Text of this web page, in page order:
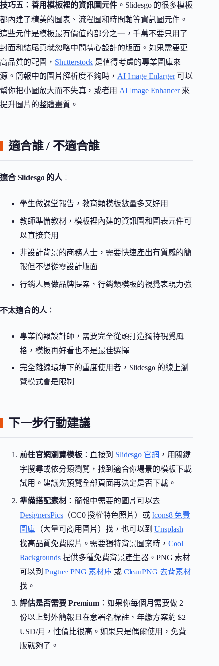
技巧五：善用模板裡的資訊圖元件 。Slidesgo 的很多模板
都內建了精美的圖表、流程圖和時間軸等資訊圖元件。
這些元件是模板最有價值的部分之一，千萬不要只用了
封面和結尾頁就忽略中間精心設計的版面。如果需要更
高品質的配圖， Shutterstock 是值得考慮的專業圖庫來
源。簡報中的圖片解析度不夠時， AI Image Enlarger可以
幫你把小圖放大而不失真，或者用 AI Image Enhancer來
提升圖片的整體畫質。
適合誰 / 不適合誰
適合 Slidesgo 的人：
學生做課堂報告，教育類模板數量多又好用
教師準備教材，模板裡內建的資訊圖和圖表元件可
以直接套用
非設計背景的商務人士，需要快速產出有質感的簡
報但不想從零設計版面
行銷人員做品牌提案，行銷類模板的視覺表現力強
不太適合的人 ：
專業簡報設計師，需要完全從頭打造獨特視覺風
格，模板再好看也不是最佳選擇
完全離線環境下的重度使用者，Slidesgo 的線上瀏
覽模式會是限制
下一步行動建議
前往官網瀏覽模板 ：直接到 Slidesgo 官網 ，用關鍵
字搜尋或依分類瀏覽，找到適合你場景的模板下載
試用。建議先預覽全部頁面再決定是否下載。
準備搭配素材 ：簡報中需要的圖片可以去
DesignersPics （CC0 授權特色照片）或 Icons8 免費
圖庫 （大量可商用圖片）找，也可以到 Unsplash
找高品質免費照片。需要獨特背景圖案時， Cool
Backgrounds 提供多種免費背景產生器。PNG 素材
可以到 Pngtree PNG 素材庫 或 CleanPNG 去背素材
找。
評估是否需要 Premium ：如果你每個月需要做 2
份以上對外簡報且在意署名標註，年繳方案約 $2
USD/月，性價比很高。如果只是偶爾使用，免費
版就夠了。